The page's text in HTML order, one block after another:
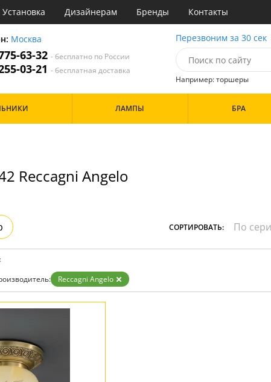
Установка Дизайнерам Бренды Контакты
Москва
63-32- бесплатно по России
03-21- бесплатная доставка
Перезвоним за 30 сек
Например: торшеры
Дизайн/Форма
ЛАМПЫ БРА
Reccagni Angelo
СОРТИРОВАТЬ:
Reccagni Angelo